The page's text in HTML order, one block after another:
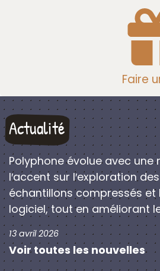
Faire
Actualité
Polyphone évolue avec une
l′accent sur l′exploration
échantillons compressés
logiciel, tout en améliorant
13 avril 2026
Voir toutes les nouvelles